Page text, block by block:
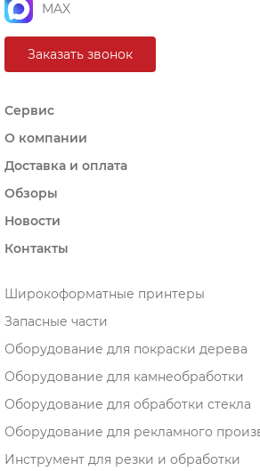
MAX
Заказать звонок
Сервис
О компании
Доставка и оплата
Обзоры
Новости
Контакты
Широкоформатные принтеры
Запасные части
Оборудование для покраски дерева
Оборудование для камнеобработки
Оборудование для обработки стекла
Оборудование для рекламного
Инструмент для резки и обработки